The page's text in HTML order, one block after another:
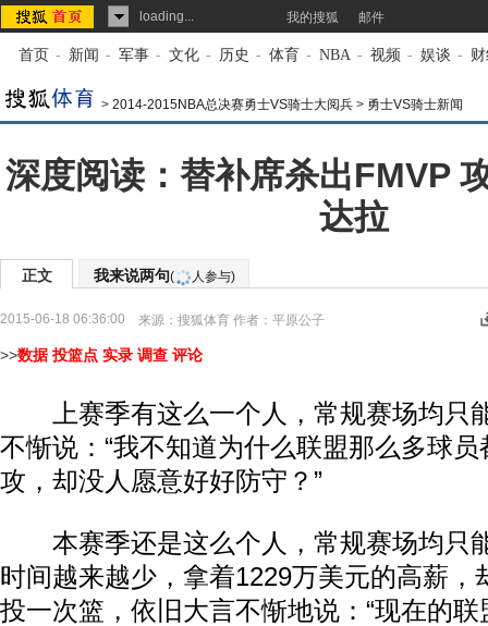
loading... 我的搜狐 邮件
首页 - 新闻 - 军事 - 文化 - 历史 - 体育 - NBA - 视频 - 娱谈 -
> 2014-2015NBA总决赛勇士VS骑士大阅兵 > 勇士VS骑士新闻
深度阅读：替补席杀出FMVP
达拉
正文 我来说两句( 人参与)
2015-06-18 06:36:00 来源： 搜狐体育 作者：平原公子
>>数据 投篮点 实录 调查 评论
上赛季有这么一个人，常规赛场均只
不惭说：“我不知道为什么联盟那么多球
攻，却没人愿意好好防守？”
本赛季还是这么个人，常规赛场均只
时间越来越少，拿着1229万美元的高薪，
投一次篮，依旧大言不惭地说：“现在的